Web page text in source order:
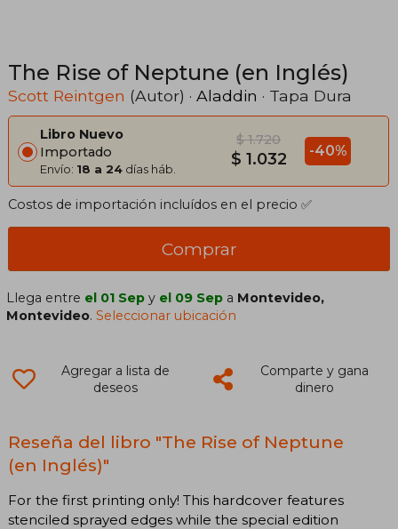
The Rise of Neptune (en Inglés)
Scott Reintgen (Autor) · Aladdin · Tapa Dura
Libro Nuevo
Importado
Envío: 18 a 24 días háb.
$ 1.720
$ 1.032 -40%
Costos de importación incluídos en el precio ✅
Comprar
Llega entre el 01 Sep y el 09 Sep a Montevideo,
Montevideo.Seleccionar ubicación
Agregar a lista de
deseos
Comparte y gana
dinero
Reseña del libro "The Rise of Neptune
(en Inglés)"
For the first printing only! This hardcover features
stenciled sprayed edges while the special edition